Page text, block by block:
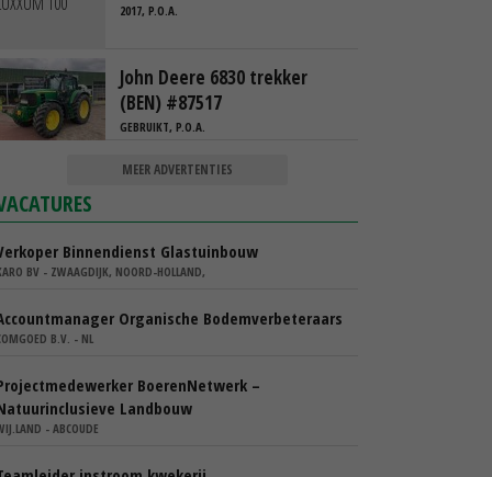
2017, P.O.A.
John Deere 6830 trekker
(BEN) #87517
GEBRUIKT, P.O.A.
MEER ADVERTENTIES
Binnendienst Glastuinbouw
BV - ZWAAGDIJK, NOORD-HOLLAND,
Organische Bodemverbeteraars
B.V. - NL
BoerenNetwerk –
Landbouw
- ABCOUDE